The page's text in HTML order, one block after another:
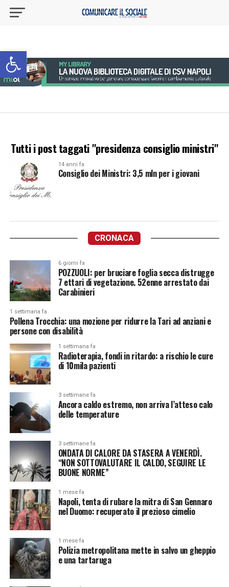
Apri la barra degli strumenti
Tutti i post taggati "presidenza consiglio ministri"
14 anni fa
Consiglio dei Ministri: 3,5 mln per i giovani
CRONACA
6 giorni fa
POZZUOLI: per bruciare foglia secca distrugge
7 ettari di vegetazione. 52enne arrestato dai
Carabinieri
1 settimana fa
Pollena Trocchia: una mozione per ridurre la Tari ad anziani e
persone con disabilità
1 settimana fa
Radioterapia, fondi in ritardo: a rischio le cure
di 10mila pazienti
3 settimane fa
Ancora caldo estremo, non arriva l’atteso calo
delle temperature
3 settimane fa
ONDATA DI CALORE DA STASERA A VENERDÌ.
“NON SOTTOVALUTARE IL CALDO, SEGUIRE LE
BUONE NORME”
1 mese fa
Napoli, tenta di rubare la mitra di San Gennaro
nel Duomo: recuperato il prezioso cimelio
1 mese fa
Polizia metropolitana mette in salvo un gheppio
e una tartaruga